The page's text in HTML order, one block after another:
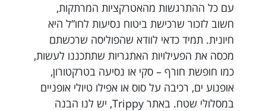
עם כל ההתרגשות מהאטרקציות המרתקות,
חשוב לזכור שרכישת ביטוח נסיעות לחו”ל היא
חיונית. תמיד כדאי לוודא שהפוליסה שרכשתם
מכסה את הפעילויות האתגריות שתתכננו לעשות,
כמו חופשת חורף – סקי או נסיעה בטרקטורון,
אופנוע ים, רכיבה על סוס או אפילו טיולי אופניים
במסלולי שטח. באתר Trippy, יש לנו הבנה